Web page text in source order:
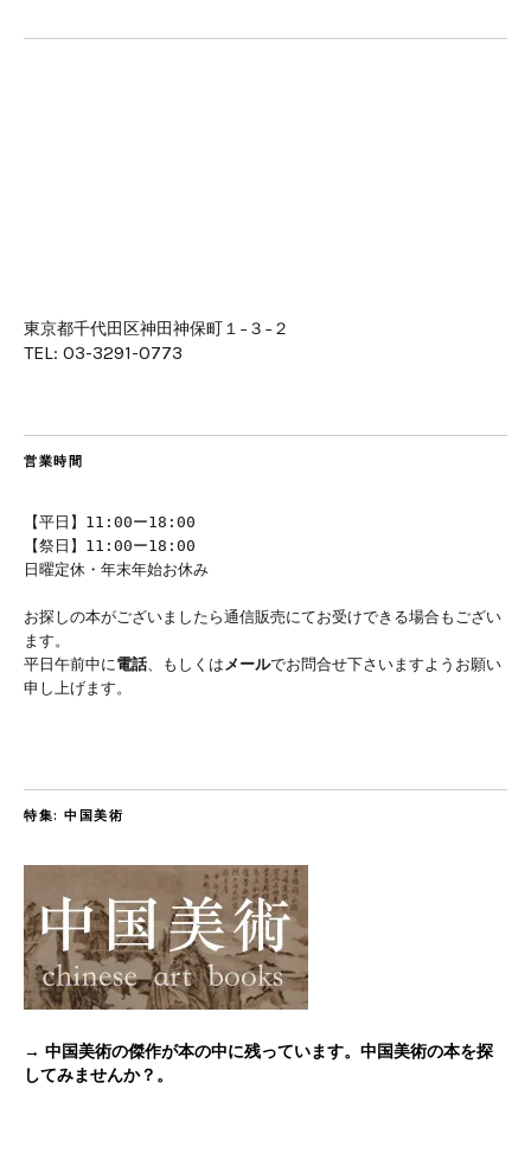
東京都千代田区神田神保町１−３−２
TEL: 03-3291-0773
営業時間
【平日】11:00ー18:00
【祭日】11:00ー18:00
日曜定休・年末年始お休み
お探しの本がございましたら通信販売にてお受けできる場合もござい
ます。
平日午前中に 電話 、もしくは メールでお問合せ下さいますようお願い
申し上げます。
特集: 中国美術
→ 中国美術の傑作が本の中に残っています。中国美術の本を探
してみませんか？。